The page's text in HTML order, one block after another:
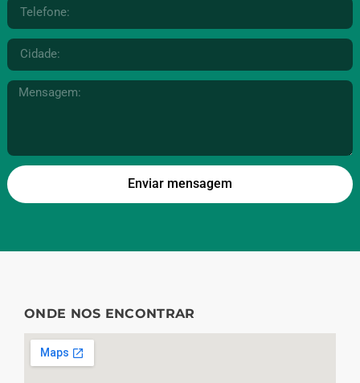
Enviar mensagem
ONDE NOS ENCONTRAR